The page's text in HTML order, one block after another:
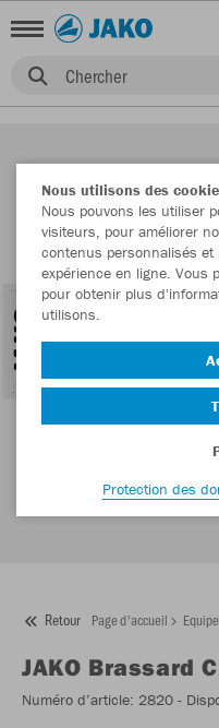
Chercher
Retour Page d'accueil
JAKO Brassard
Numéro d’article: 2820 -
Nous utilisons des
Nous pouvons les utiliser
visiteurs, pour améliorer
contenus personnalisés
expérience en ligne. Vous
pour obtenir plus
utilisons.
Protection des